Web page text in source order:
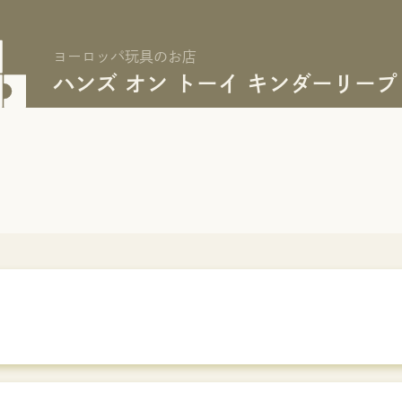
ヨーロッパ玩具のお店
ハンズ オン トーイ キンダーリープ